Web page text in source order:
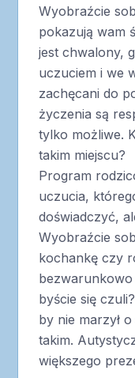
Wyobraźcie
pokazują wam
jest chwalony,
uczuciem i we
zachęcani do
życzenia są
tylko możliwe.
takim miejscu?
Program
uczucia,
doświadczyć,
Wyobraźcie
kochankę czy
bezwarunkowo
byście się
by nie marzył
takim.
większego